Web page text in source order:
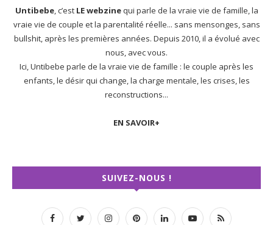
Untibebe, c’est LE webzinequi parle de la vraie vie de famille, la
vraie vie de couple et la parentalité réelle... sans mensonges, sans
bullshit, après les premières années. Depuis 2010, il a évolué avec
nous, avec vous.
Ici, Untibebe parle de la vraie vie de famille : le couple après les
enfants, le désir qui change, la charge mentale, les crises, les
reconstructions...
EN SAVOIR+
SUIVEZ-NOUS !